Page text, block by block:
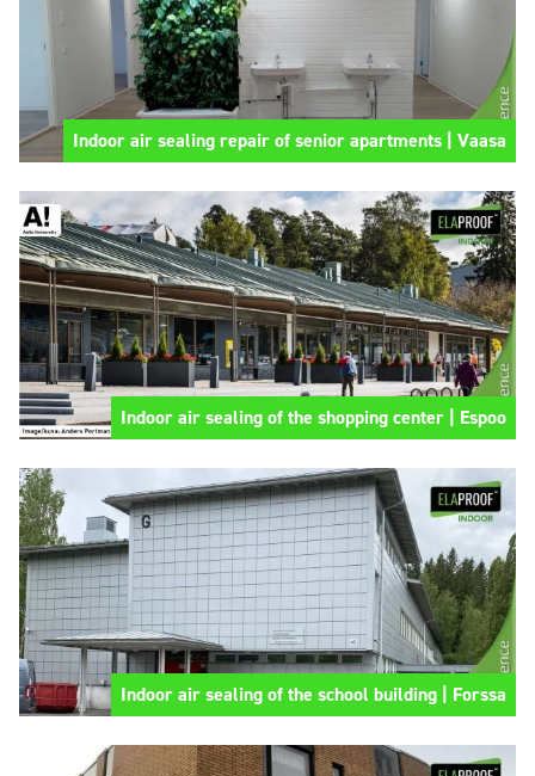
Indoor air sealing repair of senior apartments | Vaasa
Indoor air sealing of the shopping center | Espoo
Indoor air sealing of the school building | Forssa